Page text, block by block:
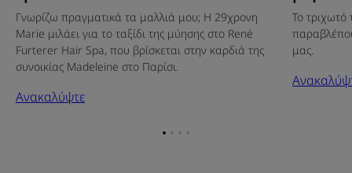
Γνωρίζω πραγματικά τα μαλλιά μου; Η 29χρονη
Marie μιλάει για το ταξίδι της μύησης στο René
Furterer Hair Spa, που βρίσκεται στην καρδιά της
συνοικίας Madeleine στο Παρίσι.
Ανακαλύψτε
Το
μας.
GoGo
GoGo